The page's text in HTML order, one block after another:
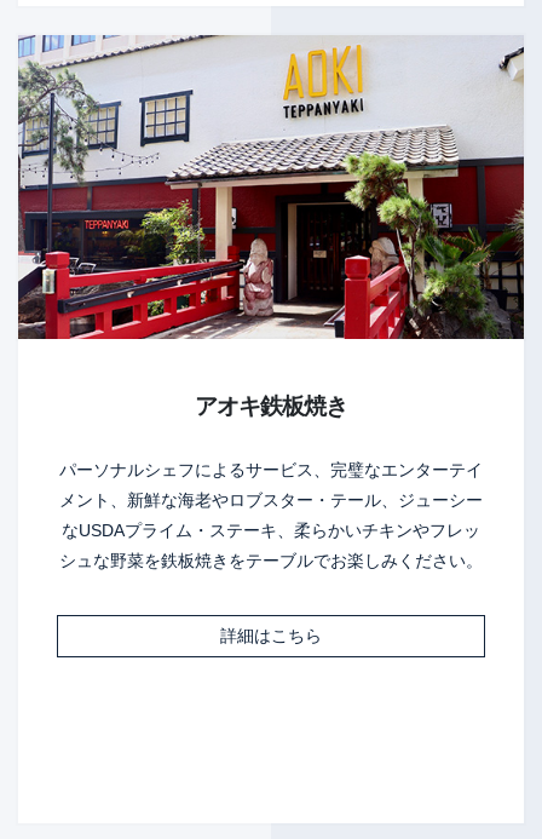
アオキ鉄板焼き
パーソナルシェフによるサービス、完璧なエンターテイ
メント、新鮮な海老やロブスター・テール、ジューシー
なUSDAプライム・ステーキ、柔らかいチキンやフレッ
シュな野菜を鉄板焼きをテーブルでお楽しみください。
詳細はこちら